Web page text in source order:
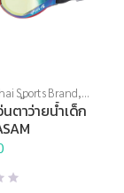
Sports Brand,
างน้ำ,แว่นตาว่าย
ายน้ำสำหรับเด็ก,
ำแข่งขัน
ตาว่ายน้ำเด็ก